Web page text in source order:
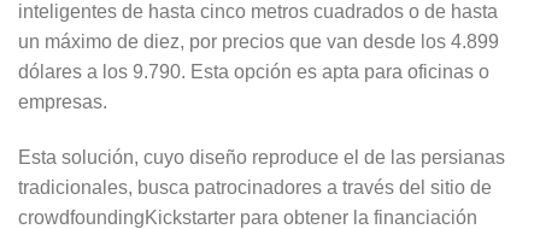
inteligentes de hasta cinco metros cuadrados o de hasta
un máximo de diez, por precios que van desde los 4.899
dólares a los 9.790. Esta opción es apta para oficinas o
empresas.
Esta solución, cuyo diseño reproduce el de las persianas
tradicionales, busca patrocinadores a través del sitio de
crowdfoundingKickstarter para obtener la financiación